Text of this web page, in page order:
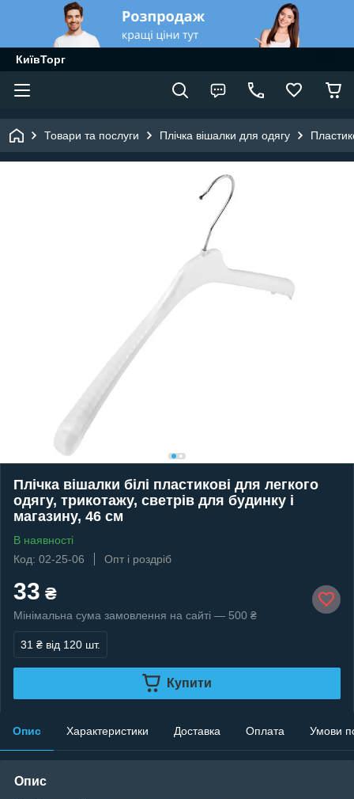
КиївТорг
Товари та послуги Плічка вішалки для одягу
Плічка вішалки білі пластикові для легкого
одягу, трикотажу, светрів для будинку і
магазину, 46 см
В наявності
Код: 02-25-06
Опт і роздріб
33 ₴
Мінімальна сума замовлення на сайті — 500 ₴
31 ₴ від 120 шт.
Купити
Опис Характеристики Доставка Оплата Умови
Опис